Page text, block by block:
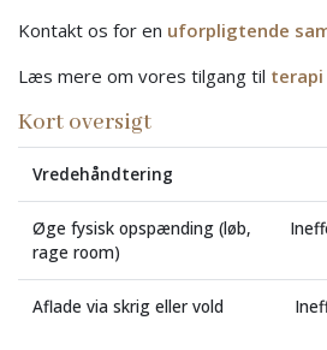
Kontakt os for en uforpligtende
Læs mere om vores tilgang til terapi
Kort oversigt
Vredehåndtering
Øge fysisk opspænding (løb,
rage room)
Aflade via skrig eller vold